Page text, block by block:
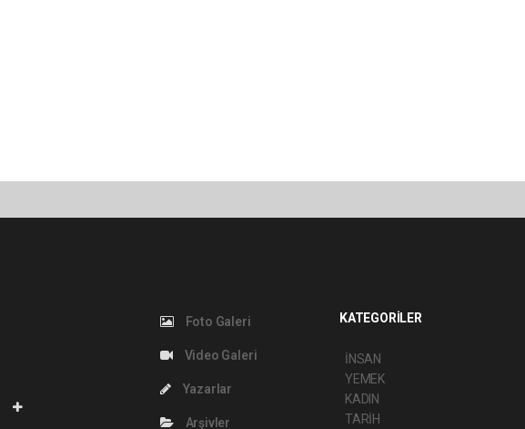
Foto Galeri
Video Galeri
Yazarlar
Arşivler
KATEGORİLER
İNSAN
YEMEK
KADIN
TARİH